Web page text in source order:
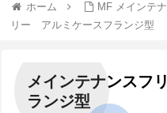
ホーム MF メインテ
リー アルミケースフランジ型
メインテナンスフ
ランジ型